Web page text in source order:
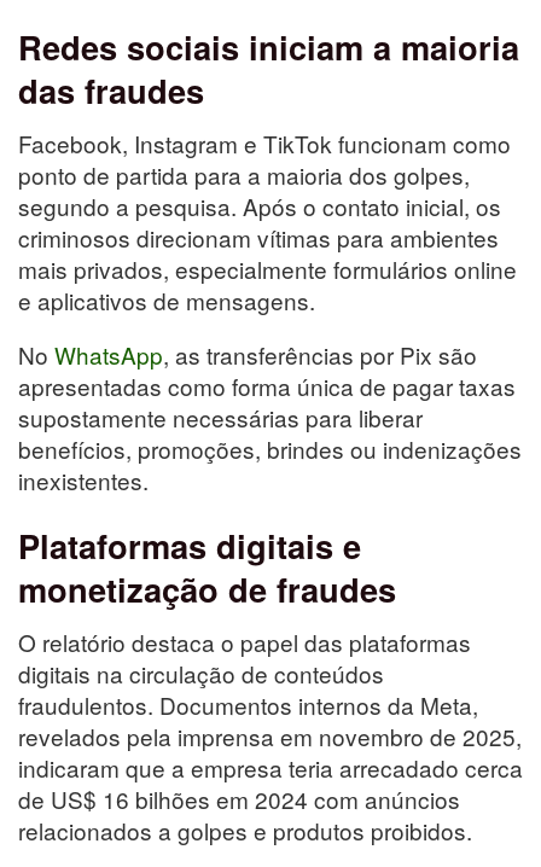
Redes sociais iniciam a maioria
das fraudes
Facebook, Instagram e TikTok funcionam como
ponto de partida para a maioria dos golpes,
segundo a pesquisa. Após o contato inicial, os
criminosos direcionam vítimas para ambientes
mais privados, especialmente formulários online
e aplicativos de mensagens.
No WhatsApp, as transferências por Pix são
apresentadas como forma única de pagar taxas
supostamente necessárias para liberar
benefícios, promoções, brindes ou indenizações
inexistentes.
Plataformas digitais e
monetização de fraudes
O relatório destaca o papel das plataformas
digitais na circulação de conteúdos
fraudulentos. Documentos internos da Meta,
revelados pela imprensa em novembro de 2025,
indicaram que a empresa teria arrecadado cerca
de US$ 16 bilhões em 2024 com anúncios
relacionados a golpes e produtos proibidos.